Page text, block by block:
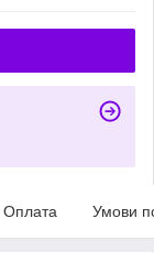
Оплата Умови